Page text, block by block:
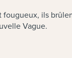
fougueux, ils
Vague.